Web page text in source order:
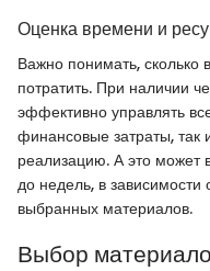
Оценка времени и
Важно понимать, сколько
потратить. При наличии
эффективно управлять
финансовые затраты,
реализацию. А это может
до недель, в
выбранных материалов.
Выбор